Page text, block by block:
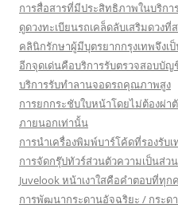
การสื่อสารที่มีประสิทธิภาพในบริกา
ดูดวงทะเบียนรถเคล็ดลับเสริมดวง
คลินิกรักษาผู้มีบุตรยากกรุงเทพจึง
อีกจุดเด่นคือบริการรับตรวจสอบบัญ
บริการรับทำลานจอดรถคุณภาพสูง
การยกกระชับใบหน้าโดยไม่ต้องผ่า
ภายนอกเท่านั้น
การนำเครื่องพิมพ์บาร์โค้ดที่รองรับ
การจัดกรุ๊ปทัวร์ส่วนตัวความเป็นส่
Juvelook หน้าเงาใสคือคำตอบที่ทุ
การพัฒนากระดานอัจฉริยะ / กระด